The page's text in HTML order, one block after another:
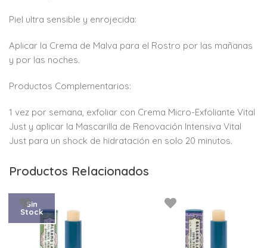
Piel ultra sensible y enrojecida:
Aplicar la Crema de Malva para el Rostro por las mañanas
y por las noches.
Productos Complementarios:
1 vez por semana, exfoliar con Crema Micro-Exfoliante Vital
Just y aplicar la Mascarilla de Renovación Intensiva Vital
Just para un shock de hidratación en solo 20 minutos.
Productos Relacionados
Sin
Stock